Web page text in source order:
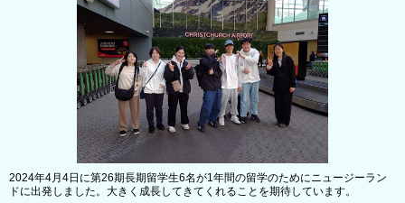
2024年4月4日に第26期長期留学生6名が1年間の留学のためにニュージーラン
ドに出発しました。大きく成長してきてくれることを期待しています。